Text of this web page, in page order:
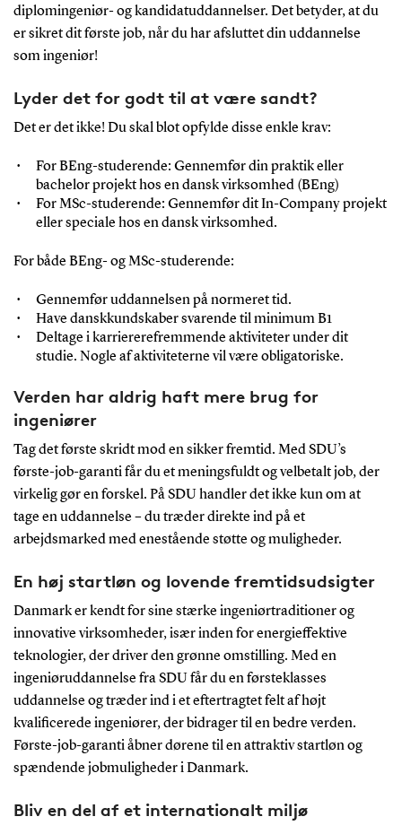
diplomingeniør- og kandidatuddannelser. Det betyder, at du
er sikret dit første job, når du har afsluttet din uddannelse
som ingeniør!
Lyder det for godt til at være sandt?
Det er det ikke! Du skal blot opfylde disse enkle krav:
For BEng-studerende: Gennemfør din praktik eller
bachelor projekt hos en dansk virksomhed (BEng)
For MSc-studerende: Gennemfør dit In-Company projekt
eller speciale hos en dansk virksomhed.
For både BEng- og MSc-studerende:
Gennemfør uddannelsen på normeret tid.
Have danskkundskaber svarende til minimum B1
Deltage i karriererefremmende aktiviteter under dit
studie. Nogle af aktiviteterne vil være obligatoriske.
Verden har aldrig haft mere brug for
ingeniører
Tag det første skridt mod en sikker fremtid. Med SDU’s
første-job-garanti får du et meningsfuldt og velbetalt job, der
virkelig gør en forskel. På SDU handler det ikke kun om at
tage en uddannelse – du træder direkte ind på et
arbejdsmarked med enestående støtte og muligheder.
En høj startløn og lovende fremtidsudsigter
Danmark er kendt for sine stærke ingeniørtraditioner og
innovative virksomheder, især inden for energieffektive
teknologier, der driver den grønne omstilling. Med en
ingeniøruddannelse fra SDU får du en førsteklasses
uddannelse og træder ind i et eftertragtet felt af højt
kvalificerede ingeniører, der bidrager til en bedre verden.
Første-job-garanti åbner dørene til en attraktiv startløn og
spændende jobmuligheder i Danmark.
Bliv en del af et internationalt miljø